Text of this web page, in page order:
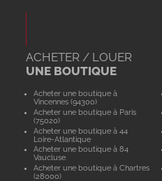
ACHETER / LOUER
UNE BOUTIQUE
Acheter une boutique à
Vincennes (94300)
Acheter une boutique à Paris
(75020)
Acheter une boutique à 44
Loire-Atlantique
Acheter une boutique à 84
Vaucluse
Acheter une boutique à Chartres
(28000)